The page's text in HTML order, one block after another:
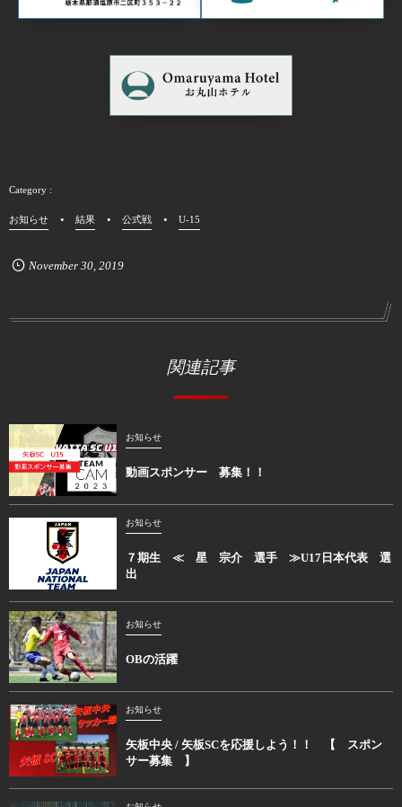
お知らせ 結果 公式戦 U-15
November 30, 2019
関連記事
お知らせ
動画スポンサー 募集！！
お知らせ
７期生 ≪ 星 宗介 選手 ≫U17日本代表 選
出
お知らせ
OBの活躍
お知らせ
矢板中央 / 矢板SCを応援しよう！！ 【 スポン
サー募集 】